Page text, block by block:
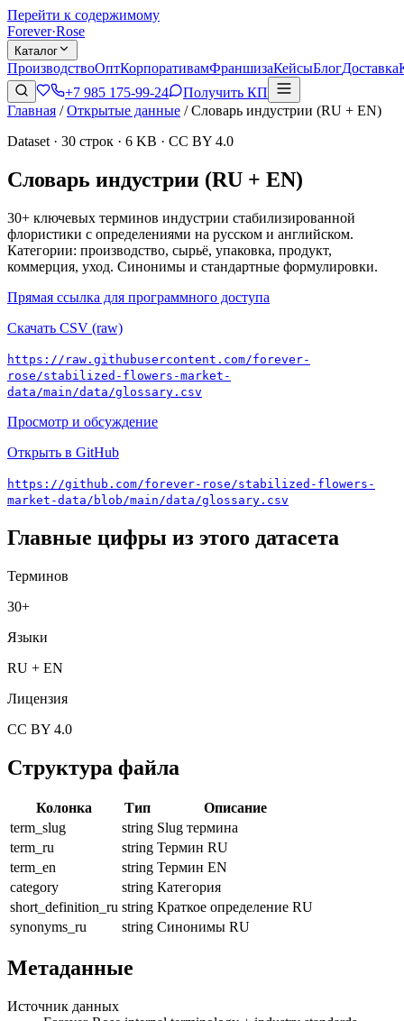
Перейти к содержимому
Forever·Rose
Каталог
ПроизводствоОптКорпоративамФраншизаКейсыБлогДоставка
+7 985 175-99-24
Получить КП
Главная / Открытые данные /Словарь индустрии (RU + EN)
Dataset · 30 строк · 6 KB · CC BY 4.0
Словарь индустрии (RU + EN)
30+ ключевых терминов индустрии стабилизированной
флористики с определениями на русском и английском.
Категории: производство, сырьё, упаковка, продукт,
коммерция, уход. Синонимы и стандартные формулировки.
Прямая ссылка для программного доступа
Скачать CSV (raw)
https://raw.githubusercontent.com/forever-
rose/stabilized-flowers-market-
data/main/data/glossary.csv
Просмотр и обсуждение
Открыть в GitHub
https://github.com/forever-rose/stabilized-flowers-
market-data/blob/main/data/glossary.csv
Главные цифры из этого датасета
Терминов
30+
Языки
RU + EN
Лицензия
CC BY 4.0
Структура файла
Колонка Тип
Описание
term_slug
string Slug термина
term_ru
string Термин RU
term_en
string Термин EN
category
string Категория
short_definition_ru string Краткое определение RU
synonyms_ru
string Синонимы RU
Метаданные
Источник данных